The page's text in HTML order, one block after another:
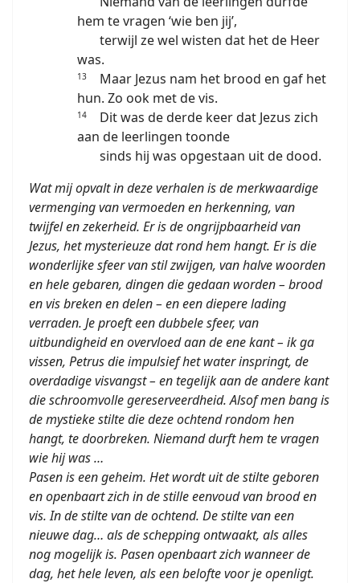
hem te vragen ‘wie ben jij’,
terwijl ze wel wisten dat het de Heer
was.
13
Maar Jezus nam het brood en gaf het
hun. Zo ook met de vis.
14
Dit was de derde keer dat Jezus zich
aan de leerlingen toonde
sinds hij was opgestaan uit de dood.
Wat mij opvalt in deze verhalen is de merkwaardige
vermenging van vermoeden en herkenning, van
twijfel en zekerheid. Er is de ongrijpbaarheid van
Jezus, het mysterieuze dat rond hem hangt. Er is die
wonderlijke sfeer van stil zwijgen, van halve woorden
en hele gebaren, dingen die gedaan worden – brood
en vis breken en delen – en een diepere lading
verraden. Je proeft een dubbele sfeer, van
uitbundigheid en overvloed aan de ene kant – ik ga
vissen, Petrus die impulsief het water inspringt, de
overdadige visvangst – en tegelijk aan de andere kant
die schroomvolle gereserveerdheid. Alsof men bang is
de mystieke stilte die deze ochtend rondom hen
hangt, te doorbreken. Niemand durft hem te vragen
wie hij was …
Pasen is een geheim. Het wordt uit de stilte geboren
en openbaart zich in de stille eenvoud van brood en
vis. In de stilte van de ochtend. De stilte van een
nieuwe dag… als de schepping ontwaakt, als alles
nog mogelijk is. Pasen openbaart zich wanneer de
dag, het hele leven, als een belofte voor je openligt.